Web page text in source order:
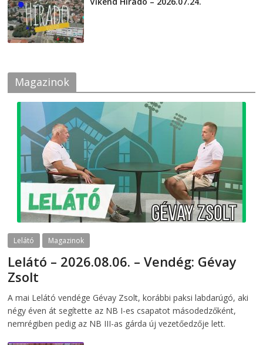
Magazinok
Lelátó Magazinok
Lelátó – 2026.08.06. – Vendég: Gévay
Zsolt
A mai Lelátó vendége Gévay Zsolt, korábbi paksi labdarúgó, aki
négy éven át segítette az NB I-es csapatot másodedzőként,
nemrégiben pedig az NB III-as gárda új vezetőedzője lett.